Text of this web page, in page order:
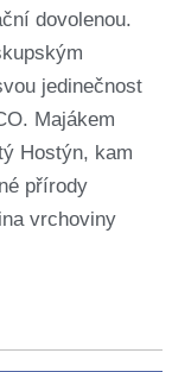
dovolenou.
jedinečnost
Majákem
Hostýn, kam
přírody
vrchoviny